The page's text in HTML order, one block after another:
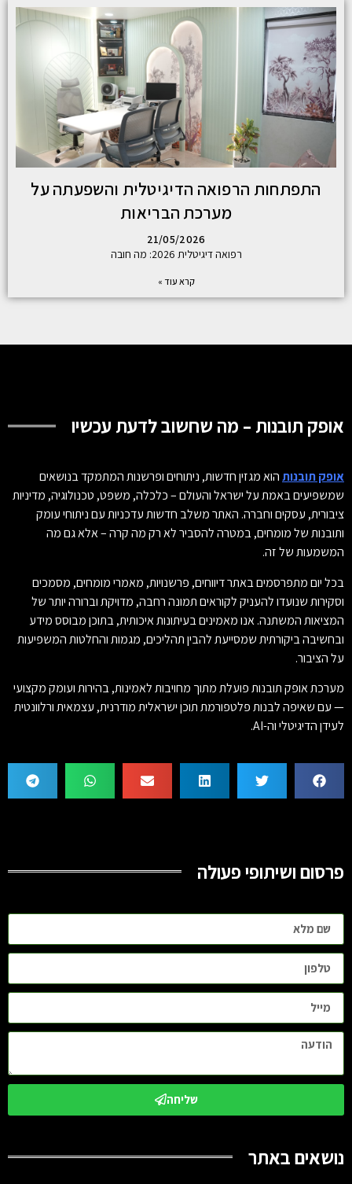
התפתחות הרפואה הדיגיטלית והשפעתה על
מערכת הבריאות
21/05/2026
רפואה דיגיטלית 2026: מה חובה
קרא עוד »
אופק תובנות – מה שחשוב לדעת עכשיו
אופק תובנותהוא מגזין חדשות, ניתוחים ופרשנות המתמקד בנושאים
שמשפיעים באמת על ישראל והעולם – כלכלה, משפט, טכנולוגיה, מדיניות
ציבורית, עסקים וחברה. האתר משלב חדשות עדכניות עם ניתוחי עומק
ותובנות של מומחים, במטרה להסביר לא רק מה קרה – אלא גם מה
המשמעות של זה.
בכל יום מתפרסמים באתר דיווחים, פרשנויות, מאמרי מומחים, מסמכים
וסקירות שנועדו להעניק לקוראים תמונה רחבה, מדויקת וברורה יותר של
המציאות המשתנה. אנו מאמינים בעיתונות איכותית, בתוכן מבוסס מידע
ובחשיבה ביקורתית שמסייעת להבין תהליכים, מגמות והחלטות המשפיעות
על הציבור.
מערכת אופק תובנות פועלת מתוך מחויבות לאמינות, בהירות ועומק מקצועי
— עם שאיפה לבנות פלטפורמת תוכן ישראלית מודרנית, עצמאית ורלוונטית
לעידן הדיגיטלי וה-AI.
פרסום ושיתופי פעולה
שליחה
נושאים באתר